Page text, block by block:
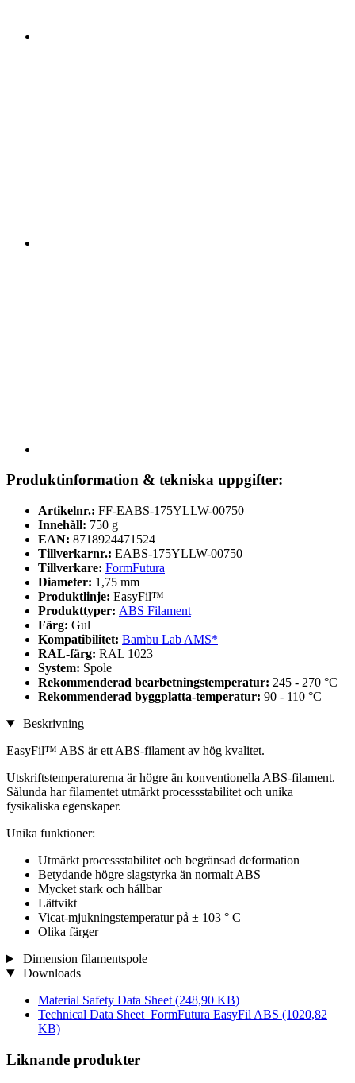
Produktinformation & tekniska uppgifter:
Artikelnr.: FF-EABS-175YLLW-00750
Innehåll: 750 g
EAN: 8718924471524
Tillverkarnr.: EABS-175YLLW-00750
Tillverkare: FormFutura
Diameter: 1,75 mm
Produktlinje: EasyFil™
Produkttyper: ABS Filament
Färg: Gul
Kompatibilitet: Bambu Lab AMS*
RAL-färg: RAL 1023
System: Spole
Rekommenderad bearbetningstemperatur: 245 - 270 °C
Rekommenderad byggplatta-temperatur: 90 - 110 °C
Beskrivning
EasyFil™ ABS är ett ABS-filament av hög kvalitet.
Utskriftstemperaturerna är högre än konventionella ABS-filament.
Sålunda har filamentet utmärkt processstabilitet och unika
fysikaliska egenskaper.
Unika funktioner:
Utmärkt processstabilitet och begränsad deformation
Betydande högre slagstyrka än normalt ABS
Mycket stark och hållbar
Lättvikt
Vicat-mjukningstemperatur på ± 103 ° C
Olika färger
Dimension filamentspole
Downloads
Material Safety Data Sheet (248,90 KB)
Technical Data Sheet_FormFutura EasyFil ABS (1020,82
KB)
Liknande produkter